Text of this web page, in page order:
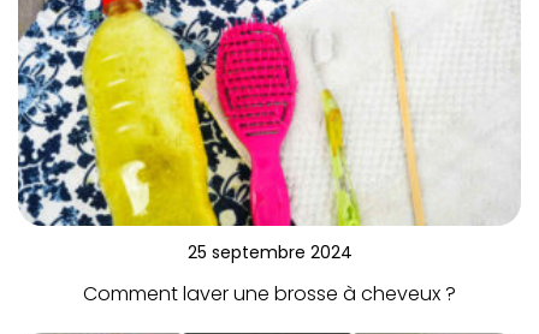
25 septembre 2024
Comment laver une brosse à cheveux ?